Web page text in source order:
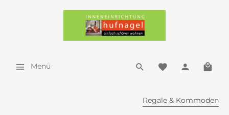
Menü
Regale & Kommoden